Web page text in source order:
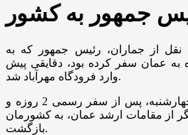
جمهور به کشور
نقل از جماران، رئیس جمهور که به
دیدار رسمی 2 روزه به عمان سفر کرده بود، دقایقی پیش
وارد فرودگاه مهرآباد شد.
مسعود پزشکیان شامگاه چهارشنبه، پس از سفر رسمی 2 روزه و
از مقامات ارشد عمان، به کشورمان
بازگشت.